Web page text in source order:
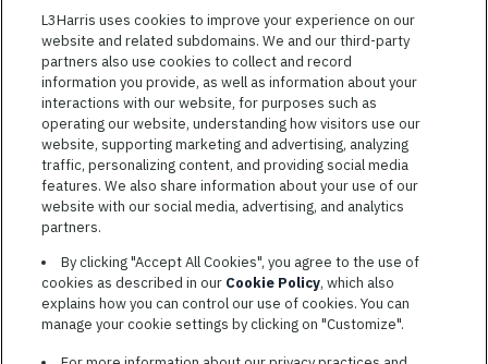
origine nationale, leur handicap ou leur statut d’ancien
combattant, d’innover afin de résoudre les problèmes les plus
coriaces de nos clients.
CONDITIONS GÉNÉRALES D’UTILISATION
COOKIE SETTINGS
PLAN DU SITE
PRIVACY POLICY
COOKIE CHOICES & INFO
L3HARRIS.COM
L3Harris uses cookies to improve your experience on our
website and related subdomains. We and our third-party
partners also use cookies to collect and record
information you provide, as well as information about your
interactions with our website, for purposes such as
operating our website, understanding how visitors use our
website, supporting marketing and advertising, analyzing
traffic, personalizing content, and providing social media
features. We also share information about your use of our
website with our social media, advertising, and analytics
partners.
By clicking "Accept All Cookies", you agree to the use of
cookies as described in our Cookie Policy, which also
explains how you can control our use of cookies. You can
manage your cookie settings by clicking on "Customize".